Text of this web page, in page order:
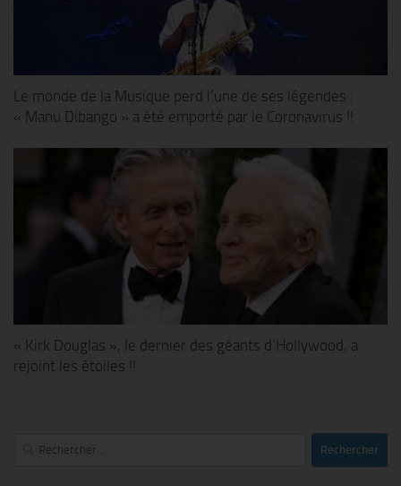
Le monde de la Musique perd l’une de ses légendes :
« Manu Dibango » a été emporté par le Coronavirus !!
« Kirk Douglas », le dernier des géants d’Hollywood, a
rejoint les étoiles !!
Rechercher :